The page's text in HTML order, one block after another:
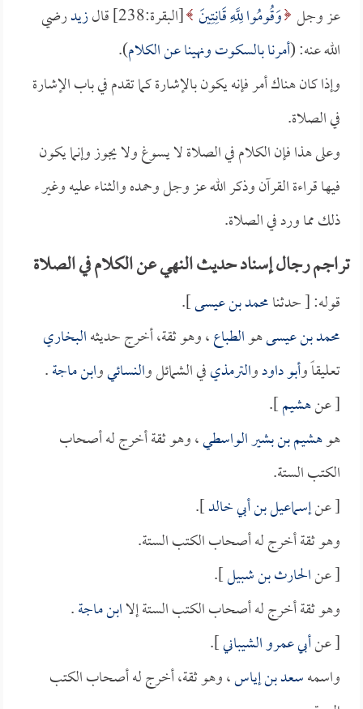
عز وجل وَقُومُوا لِلَّهِ قَانِتِينَ [البقرة:238] قال زيدرضي
الله عنه: (أمرنا بالسكوت ونهينا عن الكلام).
وإذا كان هناك أمر فإنه يكون بالإشارة كما تقدم في باب الإشارة
في الصلاة.
وعلى هذا فإن الكلام في الصلاة لا يسوغ ولا يجوز وإنما يكون
فيها قراءة القرآن وذكر الله عز وجل وحمده والثناء عليه وغير
ذلك مما ورد في الصلاة.
تراجم رجال إسناد حديث النهي عن الكلام في الصلاة
قوله: [ حدثنامحمد بن عيسى].
محمد بن عيسىهوالطباع، وهو ثقة، أخرج حديثهالبخاري
تعليقاً وأبو داودوالترمذيفي الشمائل والنسائيوابن ماجة.
[ عنهشيم].
هوهشيم بن بشير الواسطي، وهو ثقة أخرج له أصحاب
الكتب الستة.
[ عنإسماعيل بن أبي خالد].
وهو ثقة أخرج له أصحاب الكتب الستة.
[ عنالحارث بن شبيل].
وهو ثقة أخرج له أصحاب الكتب الستة إلاابن ماجة.
[ عنأبي عمرو الشيباني].
واسمهسعد بن إياس، وهو ثقة، أخرج له أصحاب الكتب